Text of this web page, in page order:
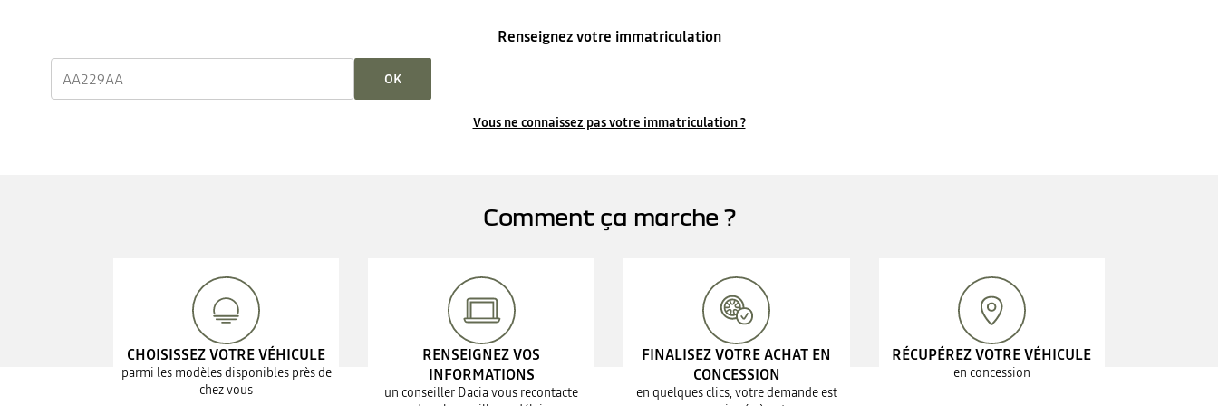
Renseignez votre immatriculation
OK
Vous ne connaissez pas votre immatriculation ?
Comment ça marche ?
CHOISISSEZ VOTRE VÉHICULE
parmi les modèles disponibles près de
chez vous
RENSEIGNEZ VOS
INFORMATIONS
un conseiller Dacia vous recontacte
FINALISEZ VOTRE ACHAT EN
CONCESSION
en quelques clics, votre demande est
RÉCUPÉREZ VOTRE VÉHICULE
en concession